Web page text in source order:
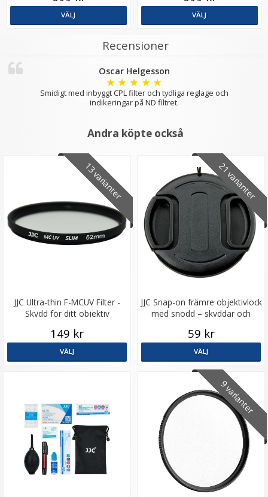
VÄLJ VÄLJ
Recensioner
Oscar Helgesson
★ ★ ★ ★ ★
Smidigt med inbyggt CPL filter och tydliga reglage och
indikeringar på ND filtret.
Andra köpte också
13 varianter
JJC Ultra-thin F-MCUV Filter -
Skydd för ditt objektiv
149 kr
VÄLJ
21 varianter
JJC Snap-on främre objektivlock
med snodd – skyddar och
59 kr
VÄLJ
9 varianter